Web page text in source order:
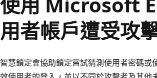
用者帳戶遭受攻
智慧鎖定會協助鎖定嘗試猜測使用者密碼